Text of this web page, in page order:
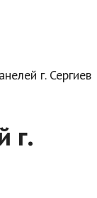
г. Сергиев
г.